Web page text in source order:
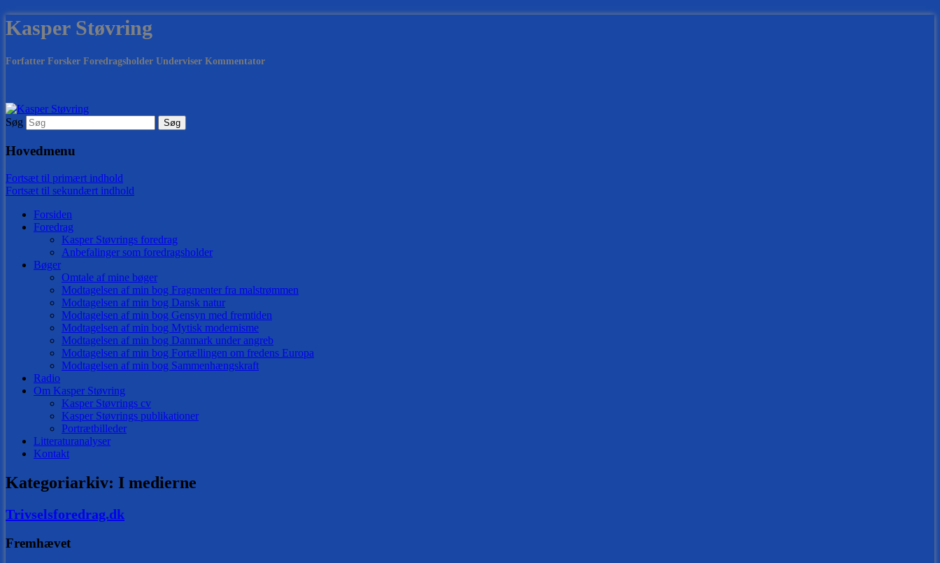
Kasper Støvring
Forfatter Forsker Foredragsholder Underviser Kommentator
Søg
Hovedmenu
Fortsæt til primært indhold
Fortsæt til sekundært indhold
Forsiden
Foredrag
Kasper Støvrings foredrag
Anbefalinger som foredragsholder
Bøger
Omtale af mine bøger
Modtagelsen af min bog Fragmenter fra malstrømmen
Modtagelsen af min bog Dansk natur
Modtagelsen af min bog Gensyn med fremtiden
Modtagelsen af min bog Mytisk modernisme
Modtagelsen af min bog Danmark under angreb
Modtagelsen af min bog Fortællingen om fredens Europa
Modtagelsen af min bog Sammenhængskraft
Radio
Om Kasper Støvring
Kasper Støvrings cv
Kasper Støvrings publikationer
Portrætbilleder
Litteraturanalyser
Kontakt
Kategoriarkiv: I medierne
Trivselsforedrag.dk
Fremhævet